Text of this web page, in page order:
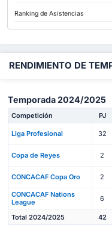
Ranking de Asistencias
RENDIMIENTO DE
Temporada 2024/2025
Competición PJ
Liga Profesional 32
Copa de Reyes 2
CONCACAF Copa Oro 2
CONCACAF Nations
League
6
Total 2024/2025 42